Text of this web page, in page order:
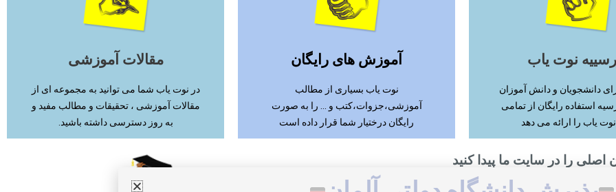
نوت یاب
دانشجویان و دانش آموزان
استفاده رایگان از تمامی
نوت یاب را ارائه می دهد
آموزش های رایگان
نوت یاب بسیاری از مطالب
آموزشی،جزوات،کتب و ... را به صورت
رایگان درختیار شما قرار داده است
مقالات آموزشی
در نوت یاب شما می توانید به مجموعه ای از
مقالات آموزشی ، تحقیقات و مطالب مفید و
به روز دسترسی داشته باشید.
اصلی را در سایت ما پیدا کنید